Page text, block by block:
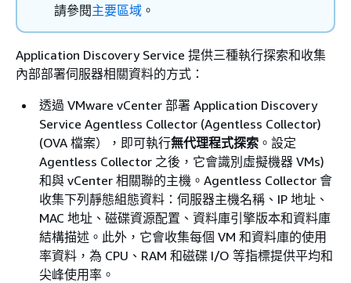
請參閱主要區域 。
Application Discovery Service 提供三種執行探索和收集
內部部署伺服器相關資料的方式：
透過 VMware vCenter 部署 Application Discovery
Service Agentless Collector (Agentless Collector)
(OVA 檔案），即可執行無代理程式探索 。設定
Agentless Collector 之後，它會識別虛擬機器 VMs)
和與 vCenter 相關聯的主機。Agentless Collector 會
收集下列靜態組態資料：伺服器主機名稱、IP 地址、
MAC 地址、磁碟資源配置、資料庫引擎版本和資料庫
結構描述。此外，它會收集每個 VM 和資料庫的使用
率資料，為 CPU、RAM 和磁碟 I/O 等指標提供平均和
尖峰使用率。